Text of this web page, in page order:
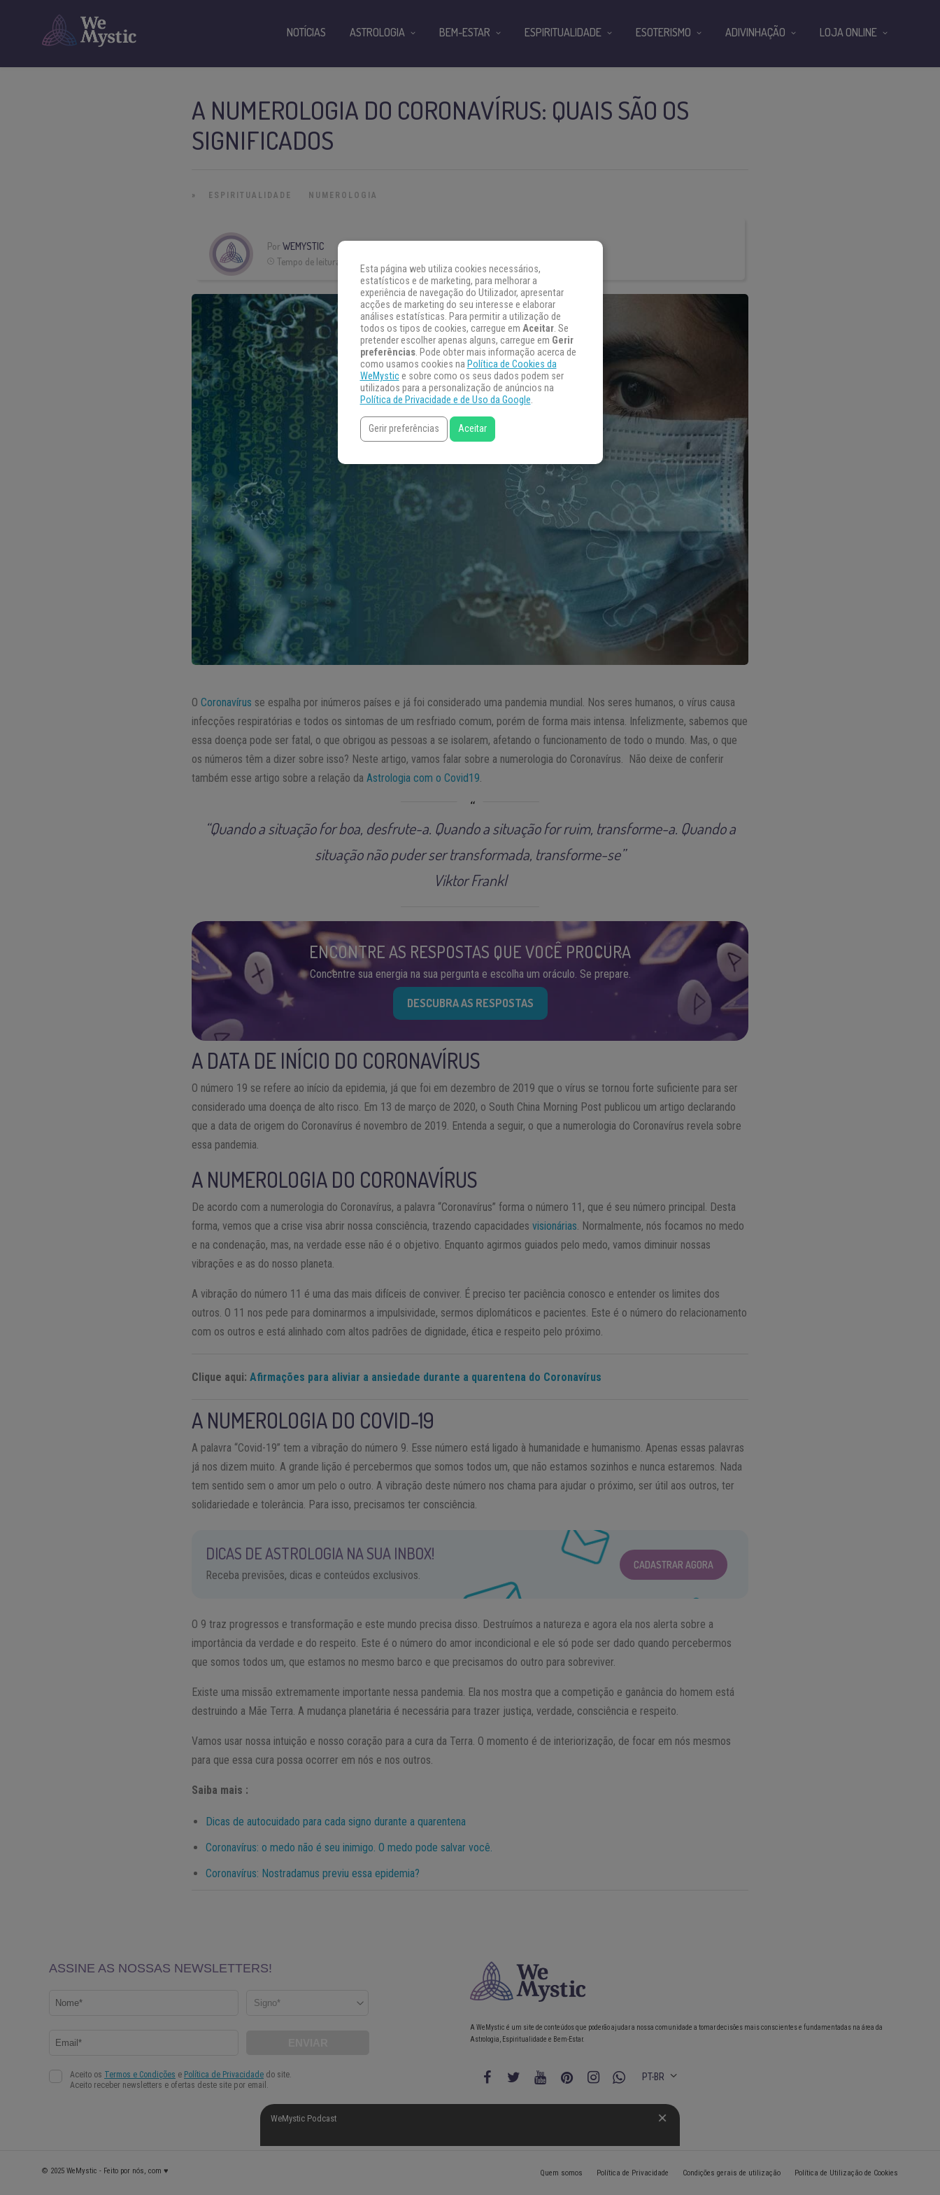
A NUMEROLOGIA DO CORONAVÍRUS: QUAIS SÃO OS
SIGNIFICADOS
» ESPIRITUALIDADE NUMEROLOGIA
PorWEMYSTIC
Tempo de leitura:
OCoronavírus se espalha por inúmeros países e já foi considerado uma pandemia mundial. Nos seres humanos, o vírus causa
infecções respiratórias e todos os sintomas de um resfriado comum, porém de forma mais intensa. Infelizmente, sabemos que
essa doença pode ser fatal, o que obrigou as pessoas a se isolarem, afetando o funcionamento de todo o mundo. Mas, o que
os números têm a dizer sobre isso? Neste artigo, vamos falar sobre a numerologia do Coronavírus. Não deixe de conferir
também esse artigo sobre a relação daAstrologia com o Covid19.
“Quando a situação for boa, desfrute-a. Quando a situação for ruim, transforme-a. Quando a
situação não puder ser transformada, transforme-se”
Viktor Frankl
ENCONTRE AS RESPOSTAS QUE VOCÊ PROCURA
Concentre sua energia na sua pergunta e escolha um oráculo. Se prepare.
DESCUBRA AS RESPOSTAS
A DATA DE INÍCIO DO CORONAVÍRUS
O número 19 se refere ao início da epidemia, já que foi em dezembro de 2019 que o vírus se tornou forte suficiente para ser
considerado uma doença de alto risco. Em 13 de março de 2020, o South China Morning Post publicou um artigo declarando
que a data de origem do Coronavírus é novembro de 2019. Entenda a seguir, o que a numerologia do Coronavírus revela sobre
essa pandemia.
A NUMEROLOGIA DO CORONAVÍRUS
De acordo com a numerologia do Coronavírus, a palavra “Coronavírus” forma o número 11, que é seu número principal. Desta
forma, vemos que a crise visa abrir nossa consciência, trazendo capacidadesvisionárias. Normalmente, nós focamos no medo
e na condenação, mas, na verdade esse não é o objetivo. Enquanto agirmos guiados pelo medo, vamos diminuir nossas
vibrações e as do nosso planeta.
A vibração do número 11 é uma das mais difíceis de conviver. É preciso ter paciência conosco e entender os limites dos
outros. O 11 nos pede para dominarmos a impulsividade, sermos diplomáticos e pacientes. Este é o número do relacionamento
com os outros e está alinhado com altos padrões de dignidade, ética e respeito pelo próximo.
Clique aqui:Afirmações para aliviar a ansiedade durante a quarentena do Coronavírus
A NUMEROLOGIA DO COVID-19
A palavra “Covid-19” tem a vibração do número 9. Esse número está ligado à humanidade e humanismo. Apenas essas palavras
já nos dizem muito. A grande lição é percebermos que somos todos um, que não estamos sozinhos e nunca estaremos. Nada
tem sentido sem o amor um pelo o outro. A vibração deste número nos chama para ajudar o próximo, ser útil aos outros, ter
solidariedade e tolerância. Para isso, precisamos ter consciência.
DICAS DE ASTROLOGIA NA SUA INBOX!
Receba previsões, dicas e conteúdos exclusivos.
CADASTRAR AGORA
O 9 traz progressos e transformação e este mundo precisa disso. Destruímos a natureza e agora ela nos alerta sobre a
importância da verdade e do respeito. Este é o número do amor incondicional e ele só pode ser dado quando percebermos
que somos todos um, que estamos no mesmo barco e que precisamos do outro para sobreviver.
Existe uma missão extremamente importante nessa pandemia. Ela nos mostra que a competição e ganância do homem está
destruindo a Mãe Terra. A mudança planetária é necessária para trazer justiça, verdade, consciência e respeito.
Vamos usar nossa intuição e nosso coração para a cura da Terra. O momento é de interiorização, de focar em nós mesmos
para que essa cura possa ocorrer em nós e nos outros.
Saiba mais :
Dicas de autocuidado para cada signo durante a quarentena
Coronavírus: o medo não é seu inimigo. O medo pode salvar você.
Coronavírus: Nostradamus previu essa epidemia?
NOTÍCIAS ASTROLOGIA BEM-ESTAR ESPIRITUALIDADE ESOTERISMO ADIVINHAÇÃO LOJA ONLINE
A WeMystic é um site de conteúdos que poderão ajudar a nossa comunidade a tomar decisões mais conscientes e fundamentadas na área da
Astrologia, Espiritualidade e Bem-Estar.
PT-BR
WeMystic Podcast
Quem somos Política de Privacidade Condições gerais de utilização Política de Utilização de Cookies
© 2025 WeMystic - Feito por nós, com ♥
Esta página web utiliza cookies necessários,
estatísticos e de marketing, para melhorar a
experiência de navegação do Utilizador, apresentar
acções de marketing do seu interesse e elaborar
análises estatísticas. Para permitir a utilização de
todos os tipos de cookies, carregue em Aceitar. Se
pretender escolher apenas alguns, carregue em Gerir
preferências. Pode obter mais informação acerca de
como usamos cookies na Política de Cookies da
WeMystice sobre como os seus dados podem ser
utilizados para a personalização de anúncios na
Política de Privacidade e de Uso da Google.
Gerir preferências Aceitar